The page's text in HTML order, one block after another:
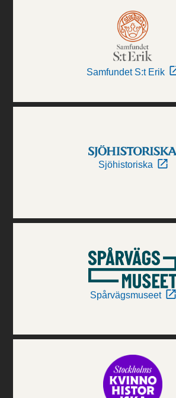
Samfundet S:t Erik
Sjöhistoriska
Spårvägsmuseet